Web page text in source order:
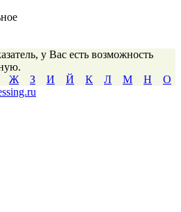
у Вас есть возможность
Ж З И Й К Л М Н
О